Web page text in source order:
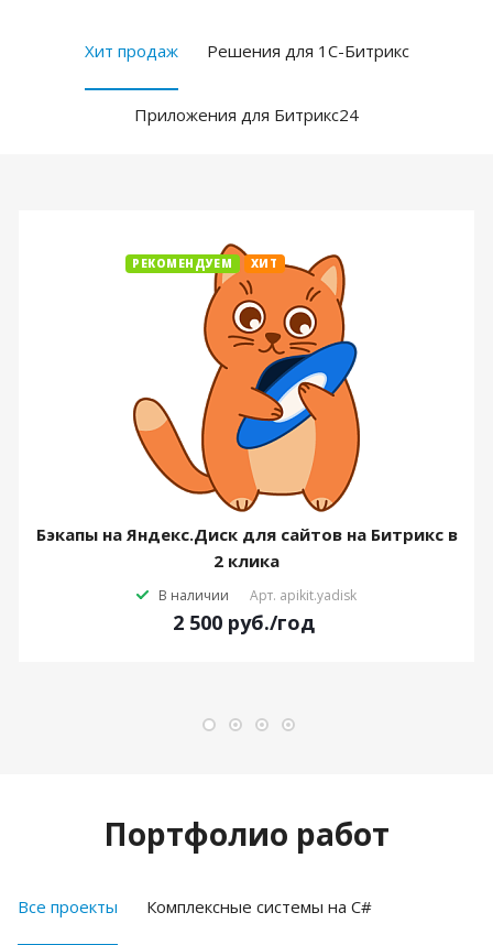
Хит продаж Решения для 1С-Битрикс
Приложения для Битрикс24
РЕКОМЕНДУЕМ ХИТ
Бэкапы на Яндекс.Диск для сайтов на Битрикс в
2 клика
В наличии Арт. apikit.yadisk
2 500 руб./год
Портфолио работ
Все проекты Комплексные системы на C#